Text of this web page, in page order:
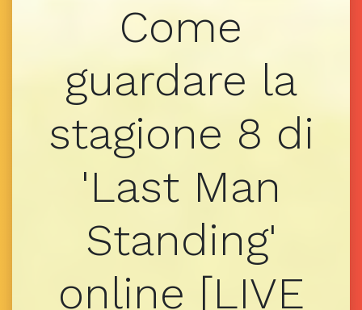
Come
guardare la
stagione 8 di
'Last Man
Standing'
online [LIVE